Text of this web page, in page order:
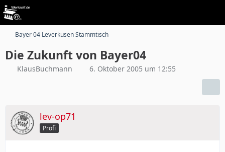
Bayer 04 Leverkusen Stammtisch
Die Zukunft von Bayer04
KlausBuchmann 6. Oktober 2005 um 12:55
lev-op71
Profi